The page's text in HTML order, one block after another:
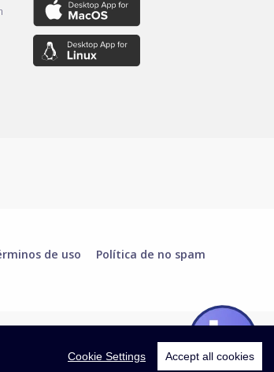
de uso Política de no spam
Cookie Settings Accept all cookies